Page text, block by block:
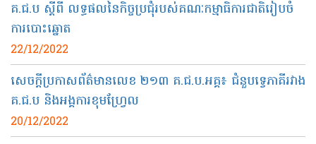
គ.ជ.ប ស្តីពី លទ្ធផលនៃកិច្ចប្រជុំរបស់គណៈកម្មាធិការជាតិរៀបចំ
ការបោះឆ្នោត
22/12/2022
សេចក្តីប្រកាសព័ត៌មានលេខ ២១៣ គ.ជ.ប.អគ្គ៖ ជំនួបទ្វេភាគីរវាង
គ.ជ.ប និងអង្គការខុមហ្វ្រែល
20/12/2022